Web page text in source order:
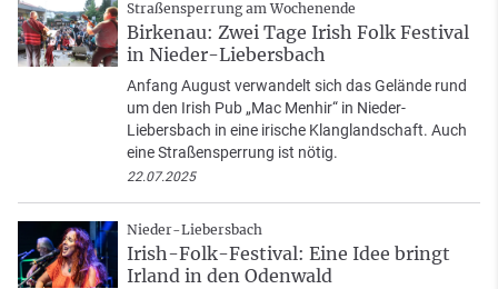
Straßensperrung am Wochenende
Birkenau: Zwei Tage Irish Folk Festival
in Nieder-Liebersbach
Anfang August verwandelt sich das Gelände rund
um den Irish Pub „Mac Menhir“ in Nieder-
Liebersbach in eine irische Klanglandschaft. Auch
eine Straßensperrung ist nötig.
22.07.2025
Nieder-Liebersbach
Irish-Folk-Festival: Eine Idee bringt
Irland in den Odenwald